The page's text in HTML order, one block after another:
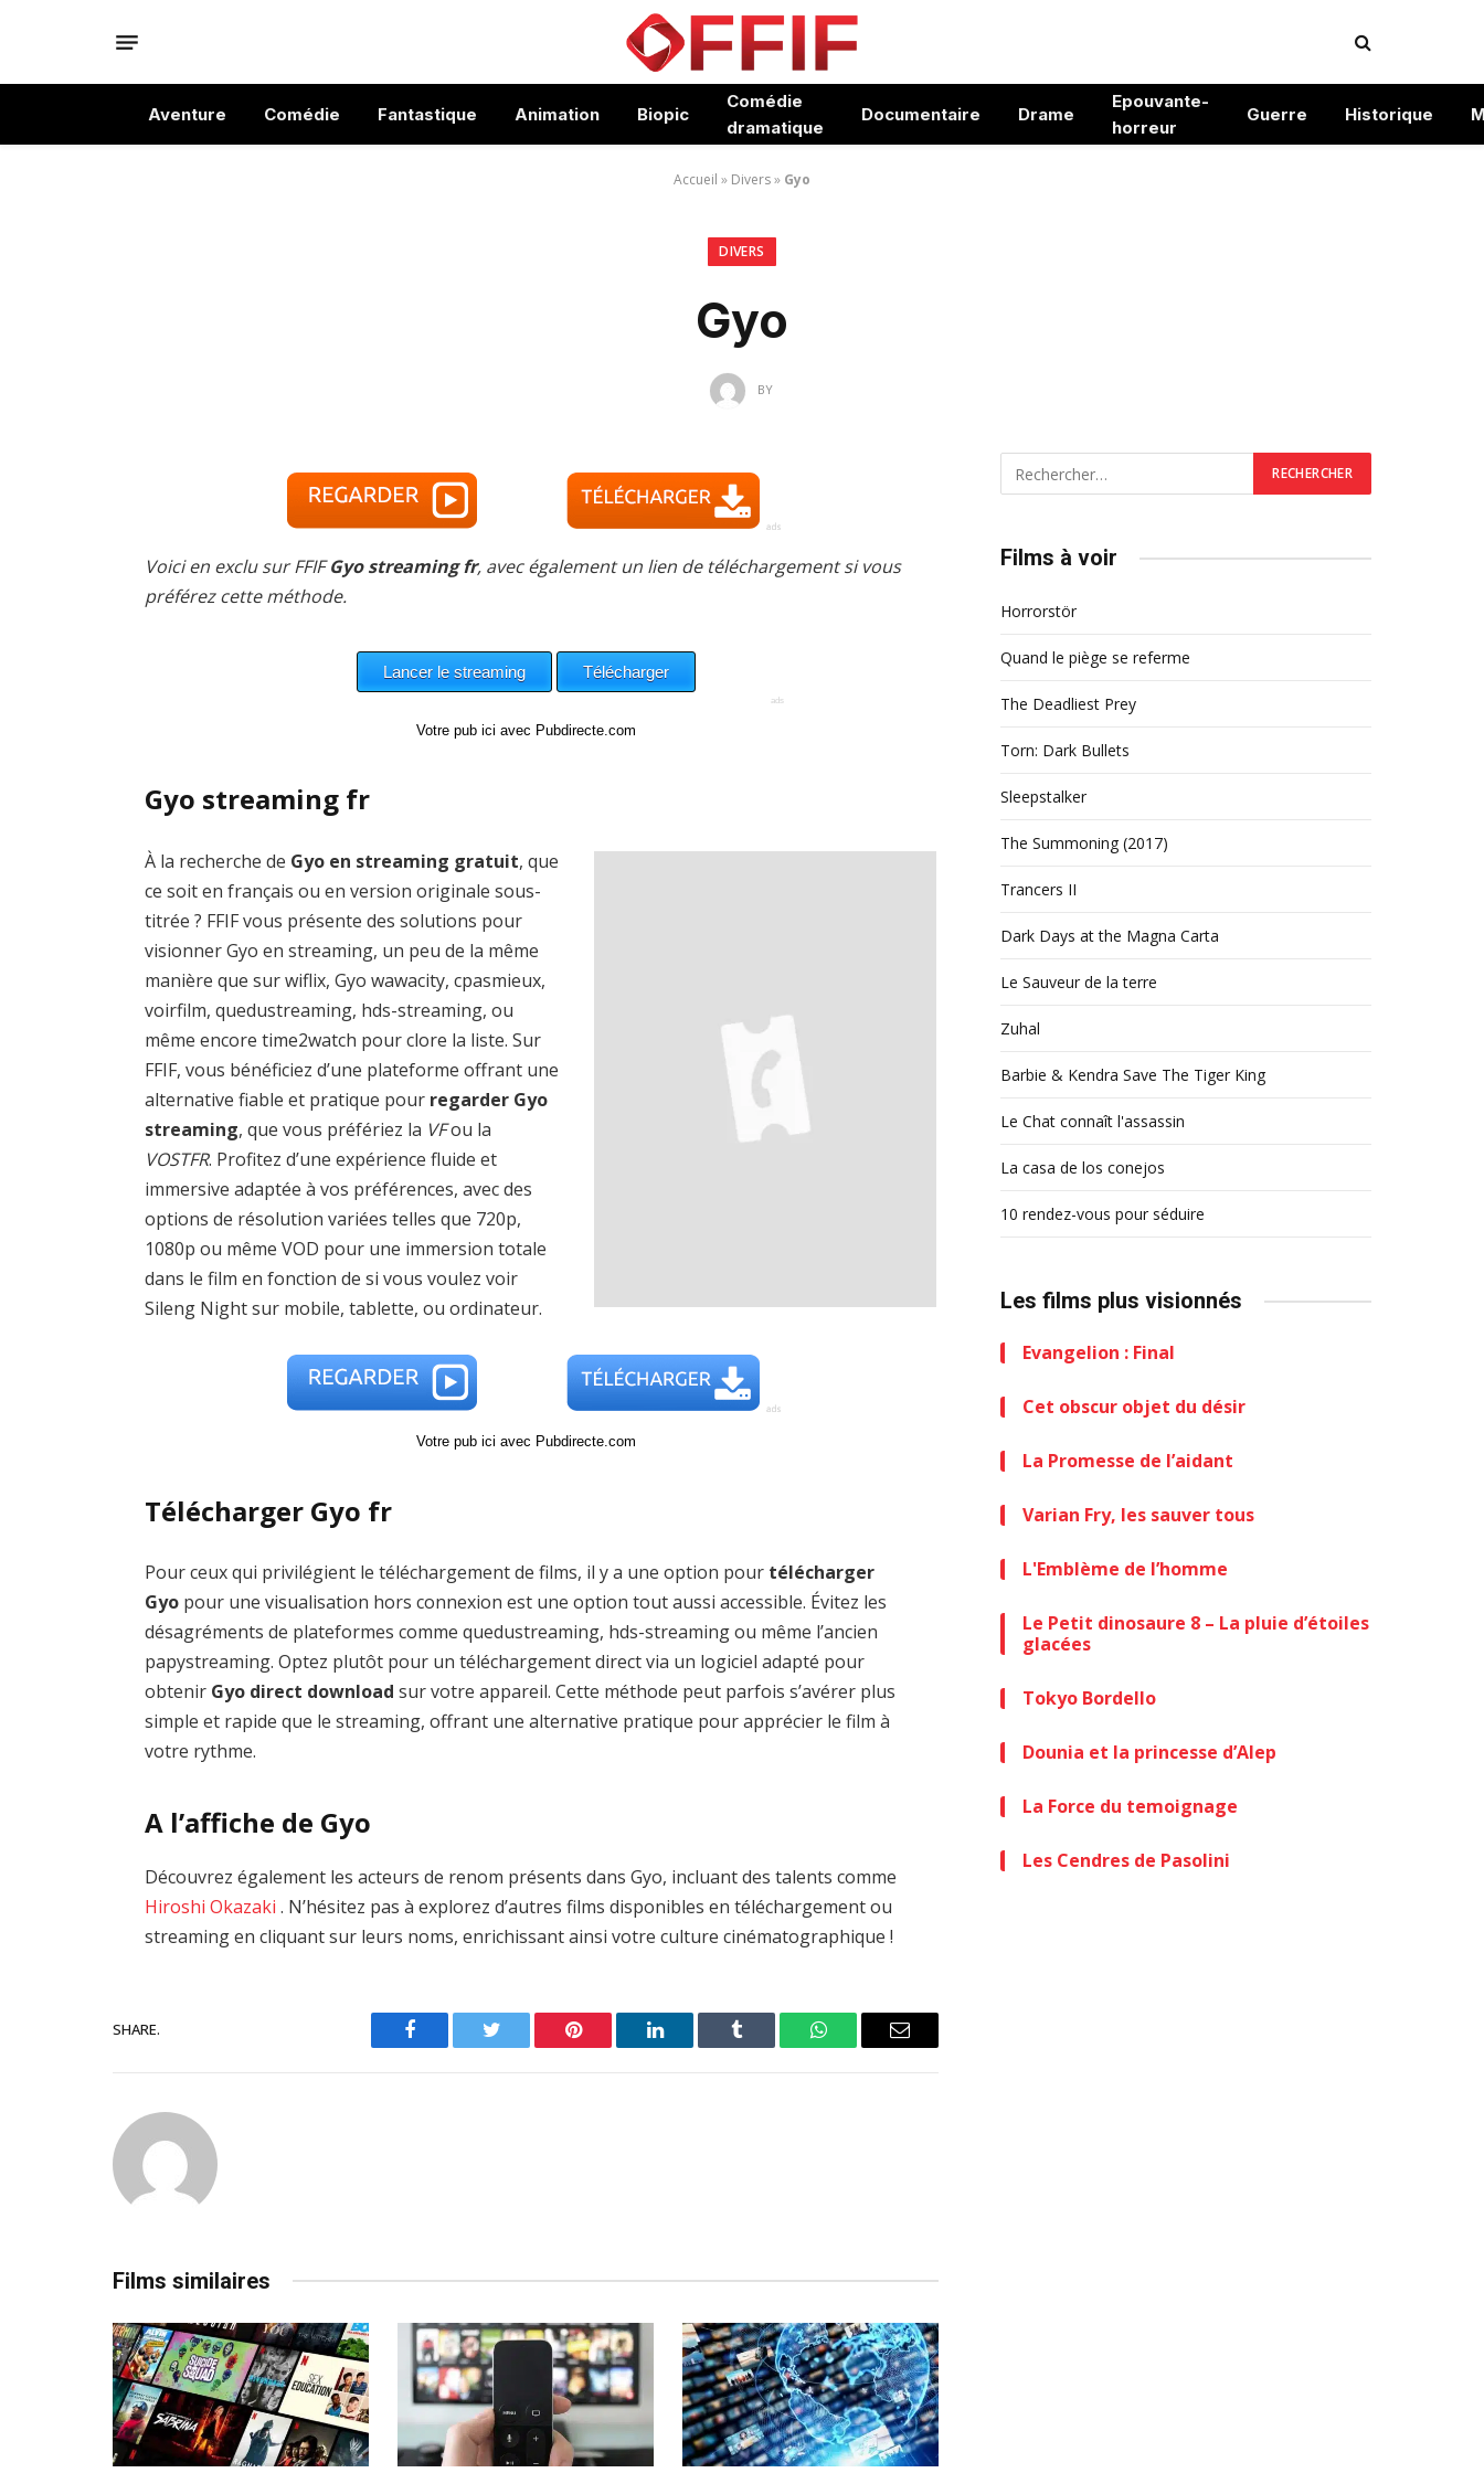
Aventure Comédie Fantastique Animation Biopic
Comédie
dramatique
Documentaire Drame
Epouvante-
horreur
Guerre Historique
Accueil » Divers» Gyo
DIVERS
Gyo
BY
Voici en exclu sur FFIFGyo streaming fr, avec également un lien de téléchargement si vous
préférez cette méthode.
Votre pub ici avec Pubdirecte.com
Gyo streaming fr
À la recherche de Gyo en streaming gratuit, que
ce soit en français ou en version originale sous-
titrée ? FFIF vous présente des solutions pour
visionner Gyo en streaming, un peu de la même
manière que sur wiflix, Gyo wawacity, cpasmieux,
voirfilm, quedustreaming, hds-streaming, ou
même encore time2watch pour clore la liste. Sur
FFIF, vous bénéficiez d’une plateforme offrant une
alternative fiable et pratique pour regarder Gyo
streaming, que vous préfériez la VFou la
VOSTFR. Profitez d’une expérience fluide et
immersive adaptée à vos préférences, avec des
options de résolution variées telles que 720p,
1080p ou même VOD pour une immersion totale
dans le film en fonction de si vous voulez voir
Sileng Night sur mobile, tablette, ou ordinateur.
Votre pub ici avec Pubdirecte.com
Télécharger Gyo fr
Pour ceux qui privilégient le téléchargement de films, il y a une option pour télécharger
Gyo pour une visualisation hors connexion est une option tout aussi accessible. Évitez les
désagréments de plateformes comme quedustreaming, hds-streaming ou même l’ancien
papystreaming. Optez plutôt pour un téléchargement direct via un logiciel adapté pour
obtenir Gyo direct download sur votre appareil. Cette méthode peut parfois s’avérer plus
simple et rapide que le streaming, offrant une alternative pratique pour apprécier le film à
votre rythme.
A l’affiche de Gyo
Découvrez également les acteurs de renom présents dans Gyo, incluant des talents comme
Hiroshi Okazaki . N’hésitez pas à explorez d’autres films disponibles en téléchargement ou
streaming en cliquant sur leurs noms, enrichissant ainsi votre culture cinématographique !
SHARE.
Facebook Twitter Pinterest LinkedIn Tumblr WhatsAppEmail
Films similaires
Films à voir
Horrorstör
Quand le piège se referme
The Deadliest Prey
Torn: Dark Bullets
Sleepstalker
The Summoning (2017)
Trancers II
Dark Days at the Magna Carta
Le Sauveur de la terre
Zuhal
Barbie & Kendra Save The Tiger King
Le Chat connaît l'assassin
La casa de los conejos
10 rendez-vous pour séduire
Les films plus visionnés
Evangelion : Final
Cet obscur objet du désir
La Promesse de l’aidant
Varian Fry, les sauver tous
L'Emblème de l’homme
Le Petit dinosaure 8 – La pluie d’étoiles
glacées
Tokyo Bordello
Dounia et la princesse d’Alep
La Force du temoignage
Les Cendres de Pasolini